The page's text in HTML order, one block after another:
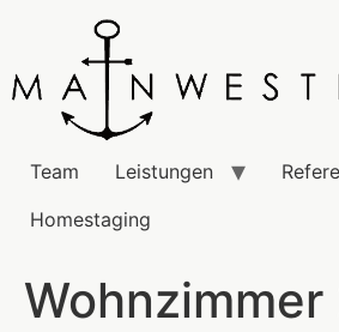
Team Leistungen
Homestaging
Wohnzimmer